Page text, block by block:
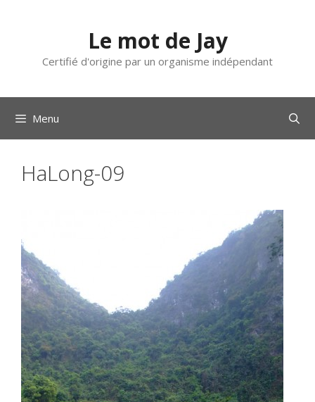
Le mot de Jay
Certifié d'origine par un organisme indépendant
Menu
HaLong-09